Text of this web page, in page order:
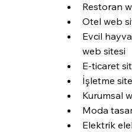
Restoran
Otel web
Evcil
web sitesi
E-ticaret
İşletme
Kurumsal
Moda
Elektrik